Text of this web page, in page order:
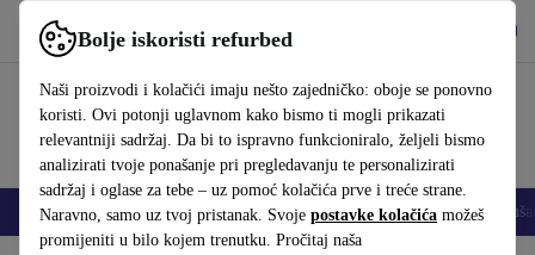
Bolje iskoristi refurbed
Naši proizvodi i kolačići imaju nešto zajedničko: oboje se ponovno
koristi. Ovi potonji uglavnom kako bismo ti mogli prikazati
relevantniji sadržaj. Da bi to ispravno funkcioniralo, željeli bismo
analizirati tvoje ponašanje pri pregledavanju te personalizirati
sadržaj i oglase za tebe – uz pomoć kolačića prve i treće strane.
Naravno, samo uz tvoj pristanak. Svoje postavke kolačića možeš
promijeniti u bilo kojem trenutku. Pročitaj naša
Koristi refurbed brzo i jednostavno
Mobiteli Prijenosna računala Tableti Pametni satovi Dodaci